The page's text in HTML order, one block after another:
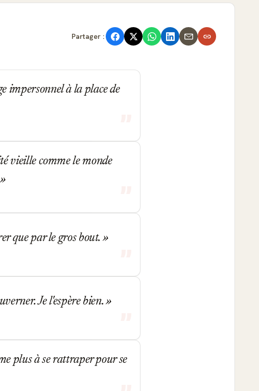
Partager :
impersonnel à la place de
vieille comme le monde
que par le gros bout.
Je l'espère bien.
plus à se rattraper pour se